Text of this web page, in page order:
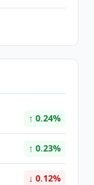
↑ 0.24%
↑ 0.23%
↓ 0.12%